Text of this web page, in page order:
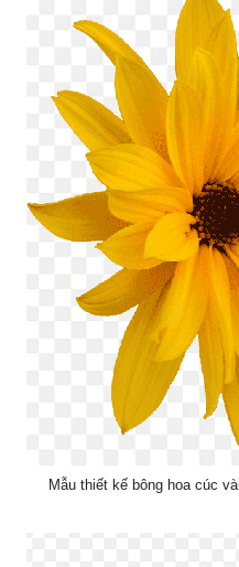
Mẫu thiết kế bông hoa cúc